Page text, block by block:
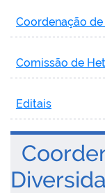
Coordenação
Comissão de
Editais